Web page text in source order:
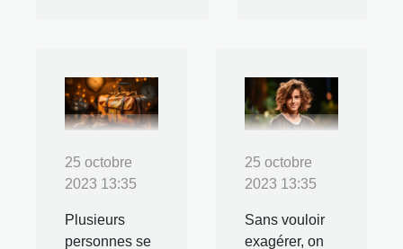
25 octobre
2023 13:35
Plusieurs
personnes se
25 octobre
2023 13:35
Sans vouloir
exagérer, on